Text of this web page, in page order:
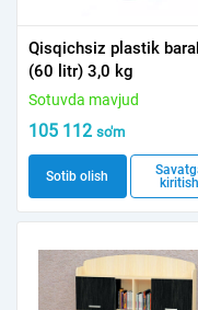
Qisqichsiz plastik
(60 litr) 3,0 kg
Sotuvda mavjud
105 112 so'm
Sotib olish
kiritish